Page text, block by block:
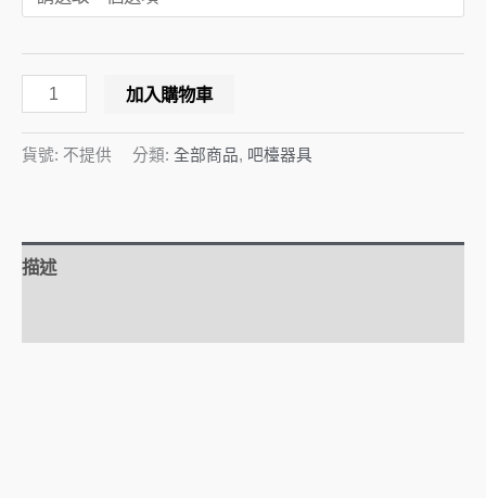
加入購物車
貨號: 不提供 分類: 全部商品, 吧檯器具
描述